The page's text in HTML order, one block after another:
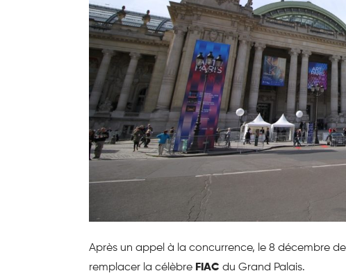
Après un appel à la concurrence, le 8 décembre
remplacer la célèbre FIAC du Grand Palais.